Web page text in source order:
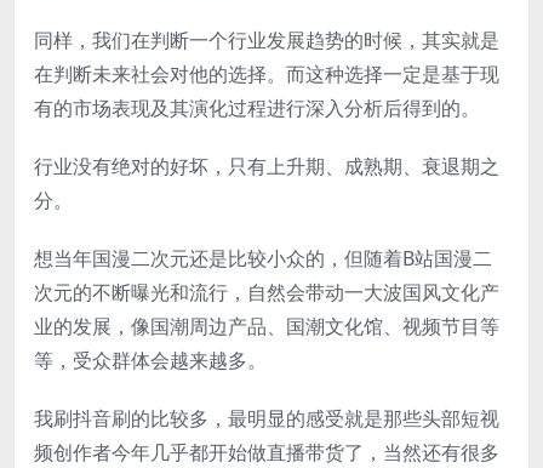
同样，我们在判断一个行业发展趋势的时候，其实就是
在判断未来社会对他的选择。而这种选择一定是基于现
有的市场表现及其演化过程进行深入分析后得到的。
行业没有绝对的好坏，只有上升期、成熟期、衰退期之
分。
想当年国漫二次元还是比较小众的，但随着B站国漫二
次元的不断曝光和流行，自然会带动一大波国风文化产
业的发展，像国潮周边产品、国潮文化馆、视频节目等
等，受众群体会越来越多。
我刷抖音刷的比较多，最明显的感受就是那些头部短视
频创作者今年几乎都开始做直播带货了，当然还有很多